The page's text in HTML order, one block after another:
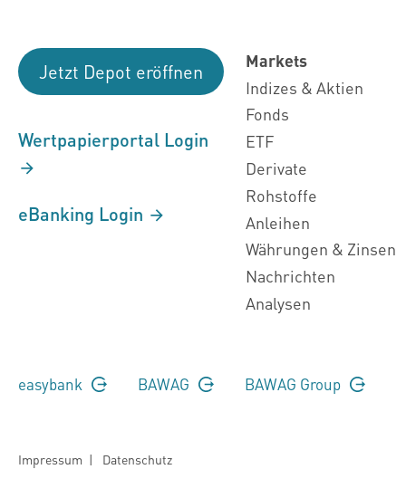
Jetzt Depot eröffnen
Wertpapierportal Login
eBanking Login
Markets
Indizes & Aktien
Fonds
ETF
Derivate
Rohstoffe
Anleihen
Währungen & Zinsen
Nachrichten
Analysen
easybank BAWAG BAWAG Group
Impressum | Datenschutz